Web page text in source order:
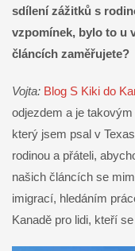
sdílení zážitků s
vzpomínek, bylo to u
článcích zaměřujete?
Vojta: Blog S Kiki do
odjezdem a je
který jsem psal v
rodinou a přáteli,
našich článcích se
imigrací, hledáním
Kanadě pro lidi, kteří